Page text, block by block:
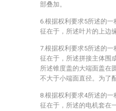
部叠加。
6.根据权利要求5所述的
征在于，所述叶片的上边
7.根据权利要求5所述的
征在于，所述拼接主体围
所述锥度盖的大端面盖在
不大于小端面直径。为了
8.根据权利要求4所述的
征在于，所述的电机套在